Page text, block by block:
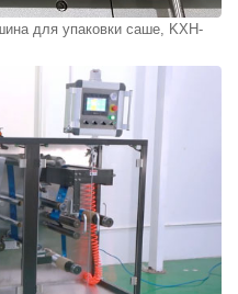
для упаковки саше, KXH-